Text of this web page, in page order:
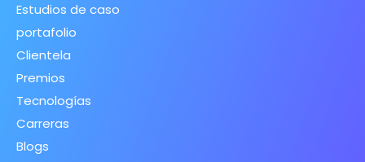
Estudios de caso
portafolio
Clientela
Premios
Tecnologías
Carreras
Blogs